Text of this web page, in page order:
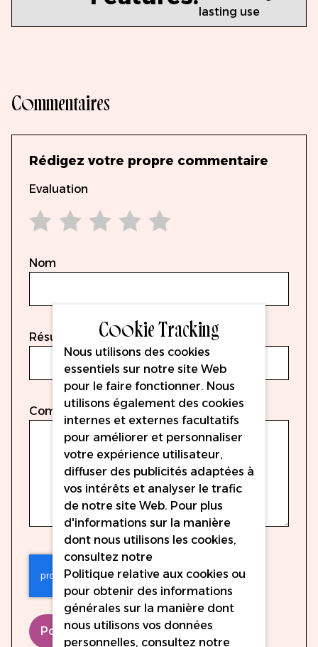
lasting use
Commentaires
Rédigez votre propre commentaire
Evaluation
Nom
Résumé
Commentaire
Poster le commentaire
Cookie Tracking
Nous utilisons des cookies
essentiels sur notre site Web
pour le faire fonctionner. Nous
utilisons également des cookies
internes et externes facultatifs
pour améliorer et personnaliser
votre expérience utilisateur,
diffuser des publicités adaptées à
vos intérêts et analyser le trafic
de notre site Web. Pour plus
d'informations sur la manière
dont nous utilisons les cookies,
consultez notre
Politique relative aux cookies ou
pour obtenir des informations
générales sur la manière dont
nous utilisons vos données
personnelles, consultez notre